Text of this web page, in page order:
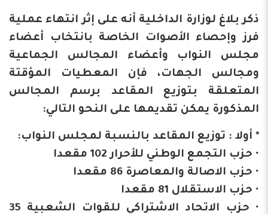
ذكر بلاغ لوزارة الداخلية أنه على إثر انتهاء عملية
فرز وإحصاء الأصوات الخاصة بانتخاب أعضاء
مجلس النواب وأعضاء المجالس الجماعية
ومجالس الجهات، فإن المعطيات المؤقتة
المتعلقة بتوزيع المقاعد برسم المجالس
المذكورة يمكن تقديمها على النحو التالي:
* أولا : توزيع المقاعد بالنسبة لمجلس النواب:
∙ حزب التجمع الوطني للأحرار 102 مقعدا
∙ حزب الاصالة والمعاصرة 86 مقعدا
∙ حزب الاستقلال 81 مقعدا
∙ حزب الاتحاد الاشتراكي للقوات الشعبية 35